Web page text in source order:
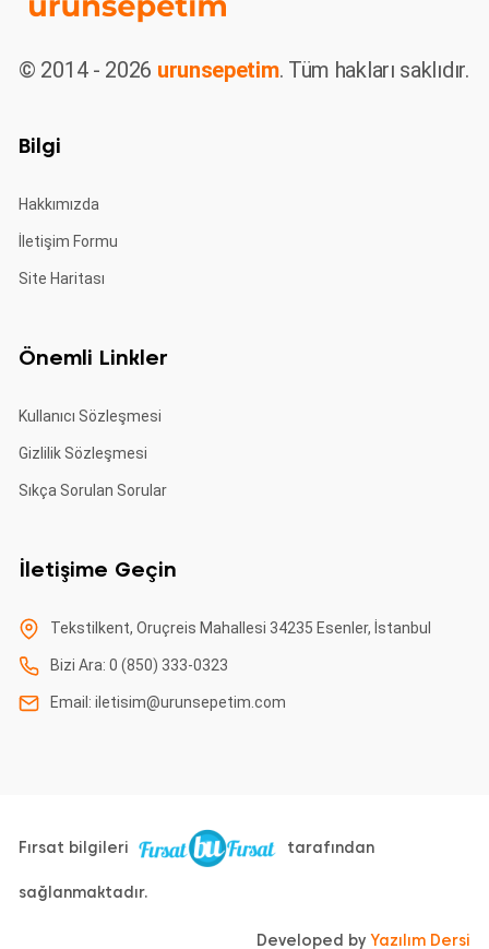
© 2014 - 2026 urunsepetim. Tüm hakları saklıdır.
Bilgi
Hakkımızda
İletişim Formu
Site Haritası
Önemli Linkler
Kullanıcı Sözleşmesi
Gizlilik Sözleşmesi
Sıkça Sorulan Sorular
İletişime Geçin
Tekstilkent, Oruçreis Mahallesi 34235 Esenler, İstanbul
Bizi Ara: 0 (850) 333-0323
Email: iletisim@urunsepetim.com
Fırsat bilgileri tarafından
sağlanmaktadır.
Developed by Yazılım Dersi